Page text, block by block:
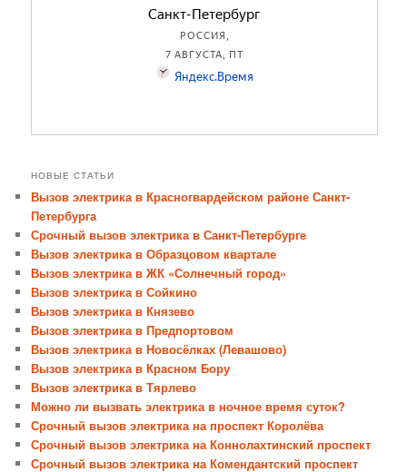
НОВЫЕ СТАТЬИ
Вызов электрика в Красногвардейском районе Санкт-
Петербурга
Срочный вызов электрика в Санкт-Петербурге
Вызов электрика в Образцовом квартале
Вызов электрика в ЖК «Солнечный город»
Вызов электрика в Сойкино
Вызов электрика в Князево
Вызов электрика в Предпортовом
Вызов электрика в Новосёлках (Левашово)
Вызов электрика в Красном Бору
Вызов электрика в Тярлево
Можно ли вызвать электрика в ночное время суток?
Срочный вызов электрика на проспект Королёва
Срочный вызов электрика на Коннолахтинский проспект
Срочный вызов электрика на Комендантский проспект